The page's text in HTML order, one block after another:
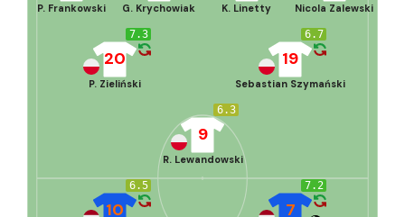
Nicola Zalewski
K. Linetty
G. Krychowiak
P. Frankowski
6.7
19
Sebastian Szymański
7.3
20
P. Zieliński
6.3
9
R. Lewandowski
6.5
10
7.2
7